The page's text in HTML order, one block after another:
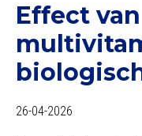
Effect van
26-04-2026